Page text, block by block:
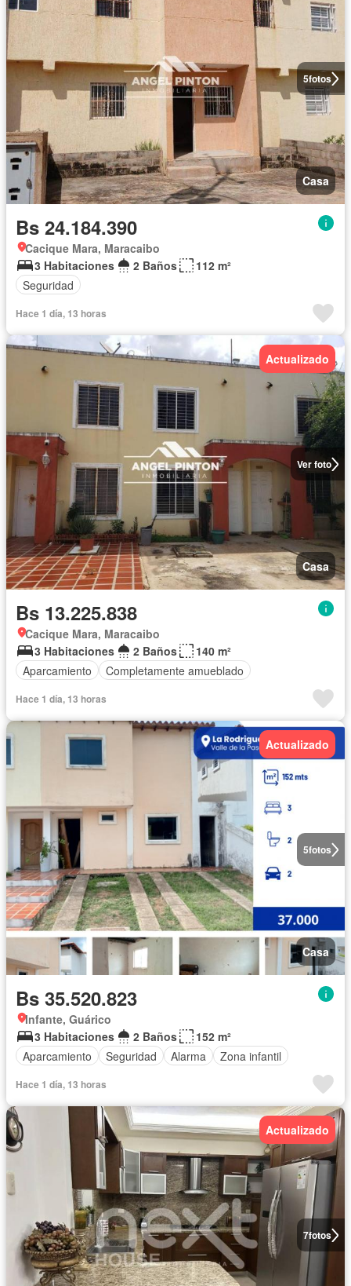
5fotos
Casa
Bs 24.184.390
Cacique Mara, Maracaibo
3 Habitaciones
2 Baños
112 m²
Seguridad
Hace 1 día, 13 horas
Ver foto
Actualizado
Casa
Bs 13.225.838
Cacique Mara, Maracaibo
3 Habitaciones
2 Baños
140 m²
Aparcamiento
Completamente amueblado
Hace 1 día, 13 horas
5fotos
Actualizado
Casa
Bs 35.520.823
Infante, Guárico
3 Habitaciones
2 Baños
152 m²
Aparcamiento
Seguridad Alarma Zona infantil
Hace 1 día, 13 horas
7fotos
Actualizado